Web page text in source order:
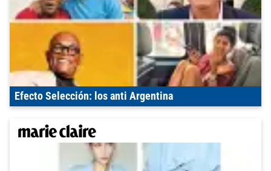
Efecto Selección: los anti Argentina